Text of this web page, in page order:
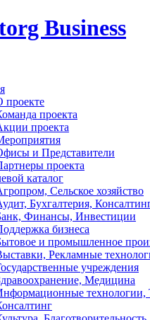
Business
проекте
проекта
проекта
и Представители
проекта
каталог
Сельское хозяйство
Бухгалтерия,
Финансы, Инвестиции
бизнеса
и промышленное
Рекламные
учреждения
Медицина
технологии,